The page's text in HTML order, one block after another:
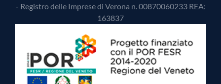
- Registro delle Imprese di Verona n. 00870060233 REA:
163837